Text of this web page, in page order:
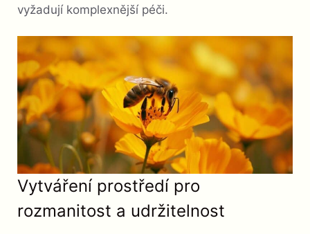
vyžadují komplexnější péči.
Vytváření prostředí pro
rozmanitost a udržitelnost